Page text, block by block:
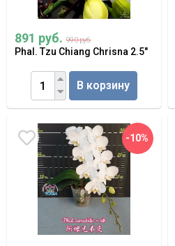
891 руб. 990 руб.
Phal. Tzu Chiang Chrisna 2.5"
В корзину
-10%